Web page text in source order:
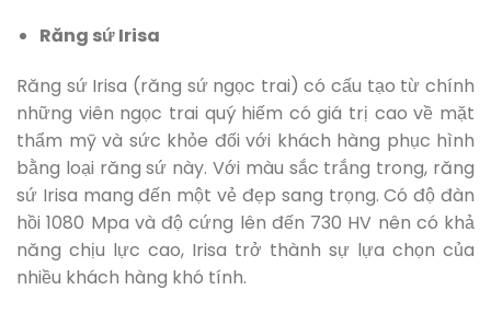
Răng sứ Irisa
Răng sứ Irisa (răng sứ ngọc trai) có cấu tạo từ chính
những viên ngọc trai quý hiếm có giá trị cao về mặt
thẩm mỹ và sức khỏe đối với khách hàng phục hình
bằng loại răng sứ này. Với màu sắc trắng trong, răng
sứ Irisa mang đến một vẻ đẹp sang trọng. Có độ đàn
hồi 1080 Mpa và độ cứng lên đến 730 HV nên có khả
năng chịu lực cao, Irisa trở thành sự lựa chọn của
nhiều khách hàng khó tính.